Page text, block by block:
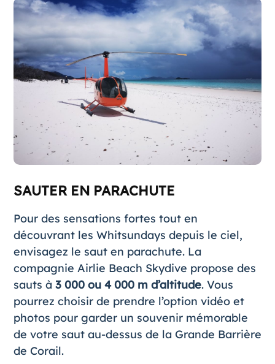
SAUTER EN PARACHUTE
Pour des sensations fortes tout en
découvrant les Whitsundays depuis le ciel,
envisagez le saut en parachute. La
compagnie Airlie Beach Skydive propose des
sauts à 3 000 ou 4 000 m d’altitude. Vous
pourrez choisir de prendre l’option vidéo et
photos pour garder un souvenir mémorable
de votre saut au-dessus de la Grande Barrière
de Corail.